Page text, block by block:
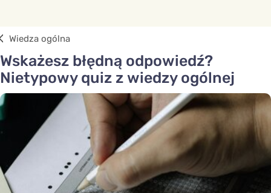
Wiedza ogólna
Wskażesz błędną odpowiedź?
Nietypowy quiz z wiedzy ogólnej